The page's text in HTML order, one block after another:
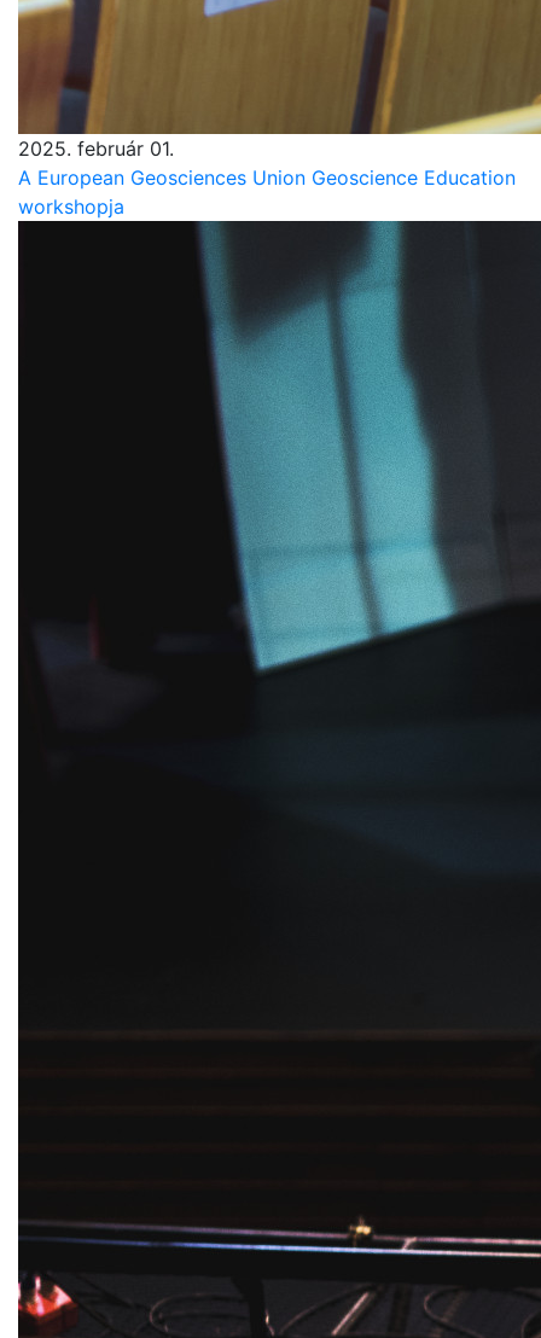
2025. február 01.
A European Geosciences Union Geoscience Education
workshopja